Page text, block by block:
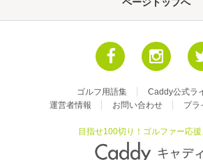
ゴルフ用語集
Caddy公式ラ
運営者情報
お問い合わせ プラ
目指せ100切り！ゴルファー応